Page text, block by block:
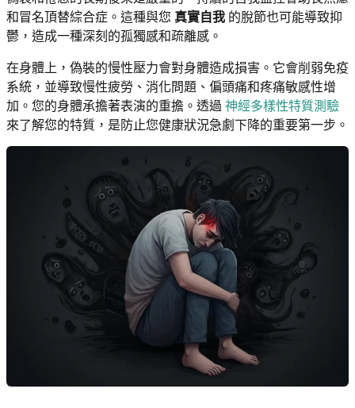
和冒名頂替綜合症。這種與您 真實自我 的脫節也可能導致抑
鬱，造成一種深刻的孤獨感和疏離感。
在身體上，偽裝的慢性壓力會對身體造成損害。它會削弱免疫
系統，並導致慢性疲勞、消化問題、偏頭痛和疼痛敏感性增
加。您的身體承擔著表演的重擔。透過 神經多樣性特質測驗
來了解您的特質，是防止您健康狀況急劇下降的重要第一步。